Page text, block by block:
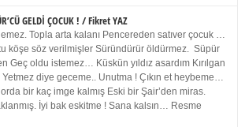
GELDİ ÇOCUK ! / Fikret YAZ
Topla arta kalanı Pencereden satıver çocuk …
köşe söz verilmişler Süründürür öldürmez. Süpür
Geç oldu istemez… Küskün yıldız asardım Kırılgan
diye geceme.. Unutma ! Çıkın et heybeme…
orda bir kaç imge kalmış Eski bir Şair’den miras.
İyi bak eskitme ! Sana kalsın… Resme